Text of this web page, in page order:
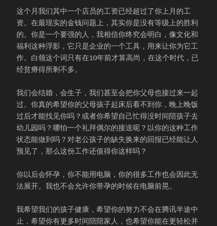
这个月我们其中一个店员的工资已经超过了你上月的工
资。在最现实的金钱问题上，其实你是没有等级上的胜利
的。你是一个要强的人，我相信你终究会明白，像文化和
福利这种浮影，它只是企业的一个工具，用来让你为它工
作。白领这个词只有在10年前才算高尚，在这个时代，已
经贫瘠得所剩不多。
我们会结婚，会生子，我们甚至会把你父母也接过来一起
过。你真的希望你的父母孩子起床后看不到你，晚上晚饭
过后才能找见你吗？或者你希望自己忙得没时间陪孩子去
幼儿园吗？哪怕一个礼拜偶尔的接送呢？以你的这种工作
状态能做到吗？对老公孩子的缺失换来的回报已经能让人
预见了，那么这份工作还值得你这样吗？
你以后会怀孕，你不能用电脑，你的很多工作也会因此无
法展开。我也不会允许你带孕的时候在电脑前晃。
我希望我们的孩子健康，希望你的努力不会在腾讯半途中
止，希望你有更多时间陪陪家人，也希望你能在更轻松并